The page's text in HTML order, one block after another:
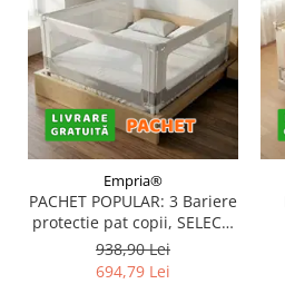
Empria®
PACHET POPULAR: 3 Bariere
protectie pat copii, SELECT,
160x200 cm
938,90 Lei
694,79 Lei